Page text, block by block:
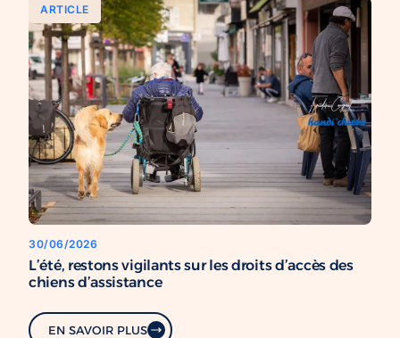
ARTICLE
30/06/2026
L’été, restons vigilants sur les droits d’accès des
chiens d’assistance
EN SAVOIR PLUS